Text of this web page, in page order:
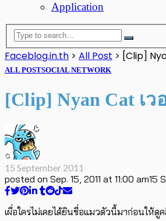
Application
Faceblog.in.th > All Post > [Clip]
ALL POSTSOCIAL NETWORK
[Clip] Nyan Cat เ
15 September 2011
posted on Sep. 15, 2011 at 11:00 am15
เผื่อใครไม่เคยได้ยินชื่อแมวตัวนี้มาก่อนให้ดู